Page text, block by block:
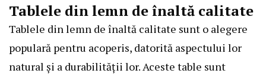
Tablele din lemn de înaltă calitate
Tablele din lemn de înaltă calitate sunt o alegere
populară pentru acoperis, datorită aspectului lor
natural și a durabilității lor. Aceste table sunt